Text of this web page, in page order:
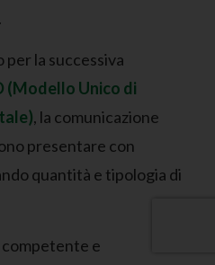
per la successiva
(Modello Unico di
, la comunicazione
presentare con
quantità e tipologia di
e